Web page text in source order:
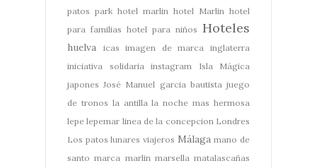
patos park hotel marlin hotel Marlin hotel
para familias hotel para niños Hoteles
huelva icas imagen de marca
inglaterra
iniciativa solidaria
instagram
Isla Mágica
japones José Manuel garcia bautista juego
de tronos la antilla la noche mas hermosa
lepe lepemar linea de la concepcion Londres
Los patos lunares viajeros Málaga mano de
santo marca marlin marsella matalascañas